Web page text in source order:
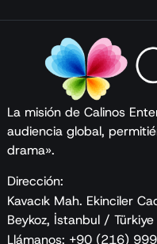
La misión de Calinos
audiencia global,
drama».
Dirección:
Kavacık Mah. Ekinciler
Beykoz, İstanbul / Türkiye
Llámanos: +90 (216)